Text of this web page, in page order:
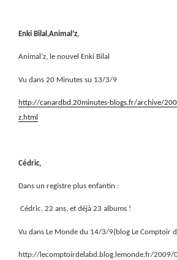
Enki Bilal,Animal’z,
Animal’z, le nouvel Enki Bilal
Vu dans 20 Minutes su 13/3/9
http://canardbd.20minutes-blogs.fr/archive/
z.html
Cédric,
Dans un registre plus enfantin :
Cédric, 22 ans, et déjà 23 albums !
Vu dans Le Monde du 14/3/9(blog Le Comptoir
http://lecomptoirdelabd.blog.lemonde.fr/2009/